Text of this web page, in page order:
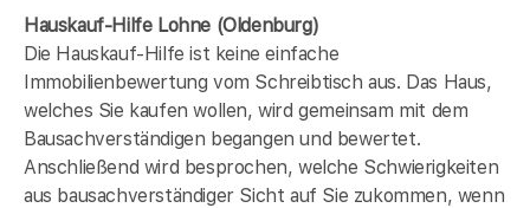
Hauskauf-Hilfe Lohne (Oldenburg)
Die Hauskauf-Hilfe ist keine einfache
Immobilienbewertung vom Schreibtisch aus. Das Haus,
welches Sie kaufen wollen, wird gemeinsam mit dem
Bausachverständigen begangen und bewertet.
Anschließend wird besprochen, welche Schwierigkeiten
aus bausachverständiger Sicht auf Sie zukommen, wenn